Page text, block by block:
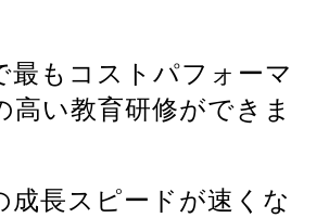
最もコストパフォーマ
高い教育研修ができま
成長スピードが速くな